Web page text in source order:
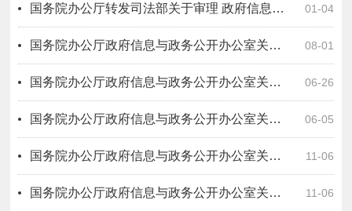
01-04
国务院办公厅转发司法部关于审理 政府信息公开行政复议案件若干问题指导意见的通知
08-01
国务院办公厅政府信息与政务公开办公室关于做好规章集中公开并动态更新工作的通知
06-26
国务院办公厅政府信息与政务公开办公室关于机构改革后政府信息公开申请办理问题的解释
06-05
国务院办公厅政府信息与政务公开办公室关于规范政府信息公开平台有关事项的通知
11-06
国务院办公厅政府信息与政务公开办公室关于政府信息公开申请接收渠道问题的解释
11-06
国务院办公厅政府信息与政务公开办公室关于明确政府信息公开与业务查询事项界限的解释